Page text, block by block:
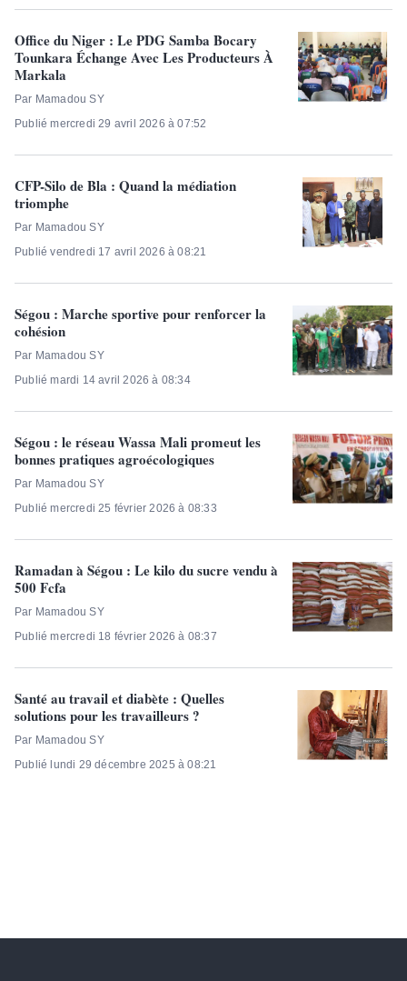
Office du Niger : Le PDG Samba Bocary
Tounkara Échange Avec Les Producteurs À
Markala
Par Mamadou SY
Publié mercredi 29 avril 2026 à 07:52
CFP-Silo de Bla : Quand la médiation
triomphe
Par Mamadou SY
Publié vendredi 17 avril 2026 à 08:21
Ségou : Marche sportive pour renforcer la
cohésion
Par Mamadou SY
Publié mardi 14 avril 2026 à 08:34
Ségou : le réseau Wassa Mali promeut les
bonnes pratiques agroécologiques
Par Mamadou SY
Publié mercredi 25 février 2026 à 08:33
Ramadan à Ségou : Le kilo du sucre vendu à
500 Fcfa
Par Mamadou SY
Publié mercredi 18 février 2026 à 08:37
Santé au travail et diabète : Quelles
solutions pour les travailleurs ?
Par Mamadou SY
Publié lundi 29 décembre 2025 à 08:21